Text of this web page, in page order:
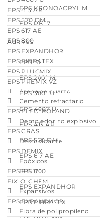
EPS 413 AR
EPS 570 DM
EPS 617 AE
EPS 800
EPS EXPANDHOR
EPS FIBRATEX
EPS PLUGMIX
EPS PREMIX VZ
Arena de cuarzo
Cemento refractario
EPS ELECTROLAND
Demoledor no explosivo
EPS CRAS
Desmoldante
EPS DEMIX
Epóxicos
EPS PB 17
FIX-O-CHEM
Expansivos
EPS EXPANDHOR
Fibra de polipropileno
EPS KRONOACRYL M
EPS PB 17
Aditivos
EPS 10
EPS 2001 M
EPS 3001 U
EPS 4007 U
EPS 413 AR
EPS 570 DM
EPS 617 AE
EPS 800
EPS EXPANDHOR
EPS FIBRATEX